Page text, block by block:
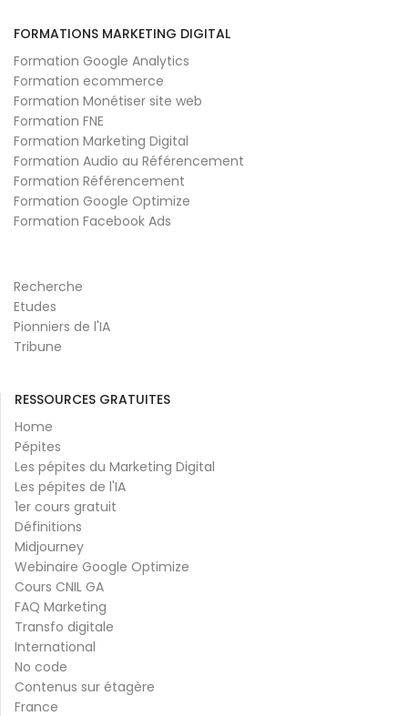
FORMATIONS MARKETING DIGITAL
Formation Google Analytics
Formation ecommerce
Formation Monétiser site web
Formation FNE
Formation Marketing Digital
Formation Audio au Référencement
Formation Référencement
Formation Google Optimize
Formation Facebook Ads
Recherche
Etudes
Pionniers de l'IA
Tribune
RESSOURCES GRATUITES
Home
Pépites
Les pépites du Marketing Digital
Les pépites de l'IA
1er cours gratuit
Définitions
Midjourney
Webinaire Google Optimize
Cours CNIL GA
FAQ Marketing
Transfo digitale
International
No code
Contenus sur étagère
France